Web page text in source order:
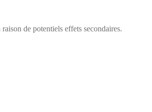
de poten­tiels effets sec­ondaires.